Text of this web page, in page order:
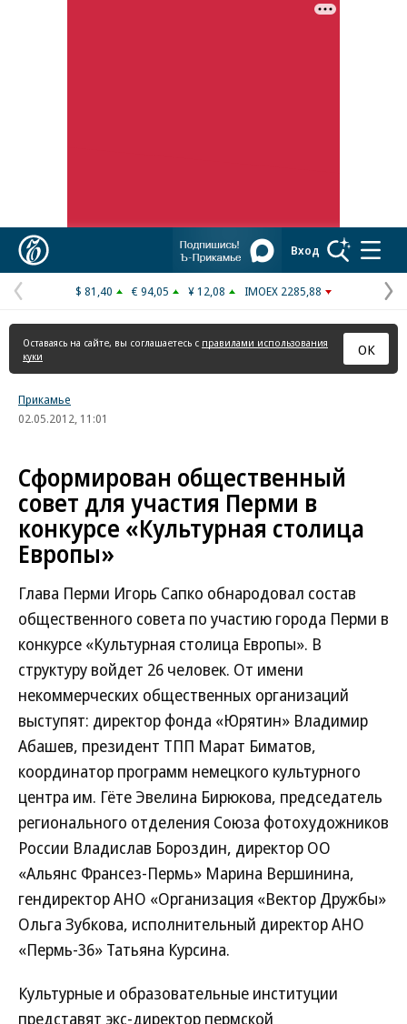
Вход
Предыдущая
страница
$ 81,40 € 94,05 ¥ 12,08 IMOEX 2285,88
Оставаясь на сайте, вы соглашаетесь с правилами использования
куки
ОК
Прикамье
02.05.2012, 11:01
Сформирован общественный
совет для участия Перми в
конкурсе «Культурная столица
Европы»
Глава Перми Игорь Сапко обнародовал состав
общественного совета по участию города Перми в
конкурсе «Культурная столица Европы». В
структуру войдет 26 человек. От имени
некоммерческих общественных организаций
выступят: директор фонда «Юрятин» Владимир
Абашев, президент ТПП Марат Биматов,
координатор программ немецкого культурного
центра им. Гёте Эвелина Бирюкова, председатель
регионального отделения Союза фотохудожников
России Владислав Бороздин, директор ОО
«Альянс Франсез-Пермь» Марина Вершинина,
гендиректор АНО «Организация «Вектор Дружбы»
Ольга Зубкова, исполнительный директор АНО
«Пермь-36» Татьяна Курсина.
Культурные и образовательные институции
представят экс-директор пермской